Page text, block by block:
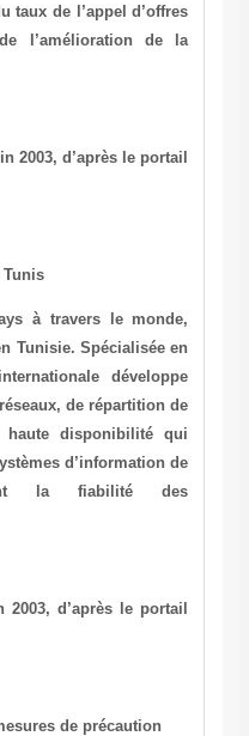
taux de l’appel d’offres
l’amélioration de la
2003, d’après le portail
Tunis
à travers le monde,
Tunisie. Spécialisée en
développe
de répartition de
disponibilité qui
d’information de
la fiabilité des
d’après le portail
de précaution